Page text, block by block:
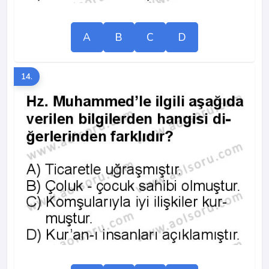
A B C D
14.